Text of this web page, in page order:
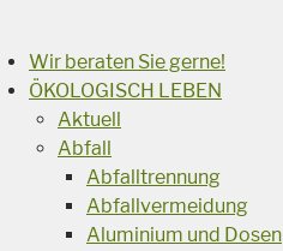
Wir beraten Sie gerne!
ÖKOLOGISCH LEBEN
Aktuell
Abfall
Abfalltrennung
Abfallvermeidung
Aluminium und Dosen